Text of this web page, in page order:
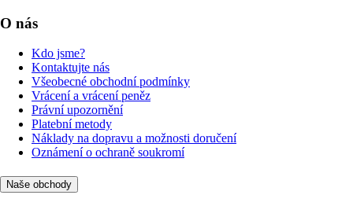
O nás
Kdo jsme?
Kontaktujte nás
Všeobecné obchodní podmínky
Vrácení a vrácení peněz
Právní upozornění
Platební metody
Náklady na dopravu a možnosti doručení
Oznámení o ochraně soukromí
Naše obchody